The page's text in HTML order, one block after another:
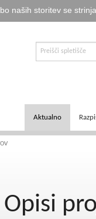
naših storitev se
Aktualno
Logotipi
Opisi